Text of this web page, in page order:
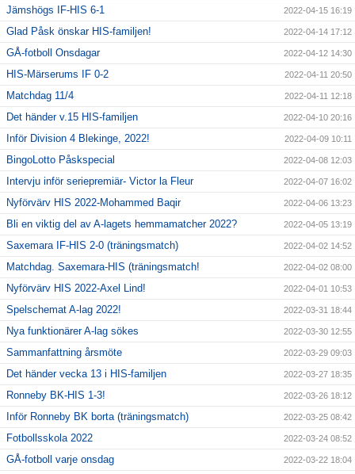
Jämshögs IF-HIS 6-1 2022-04-15 16:19
Glad Påsk önskar HIS-familjen! 2022-04-14 17:12
GÅ-fotboll Onsdagar 2022-04-12 14:30
HIS-Märserums IF 0-2 2022-04-11 20:50
Matchdag 11/4 2022-04-11 12:18
Det händer v.15 HIS-familjen 2022-04-10 20:16
Inför Division 4 Blekinge, 2022! 2022-04-09 10:11
BingoLotto Påskspecial 2022-04-08 12:03
Intervju inför seriepremiär- Victor la Fleur 2022-04-07 16:02
Nyförvärv HIS 2022-Mohammed Baqir 2022-04-06 13:23
Bli en viktig del av A-lagets hemmamatcher 2022? 2022-04-05 13:19
Saxemara IF-HIS 2-0 (träningsmatch) 2022-04-02 14:52
Matchdag. Saxemara-HIS (träningsmatch! 2022-04-02 08:00
Nyförvärv HIS 2022-Axel Lind! 2022-04-01 10:53
Spelschemat A-lag 2022! 2022-03-31 18:44
Nya funktionärer A-lag sökes 2022-03-30 12:55
Sammanfattning årsmöte 2022-03-29 09:03
Det händer vecka 13 i HIS-familjen 2022-03-27 18:35
Ronneby BK-HIS 1-3! 2022-03-26 18:12
Inför Ronneby BK borta (träningsmatch) 2022-03-25 08:42
Fotbollsskola 2022 2022-03-24 08:52
GÅ-fotboll varje onsdag 2022-03-22 18:04